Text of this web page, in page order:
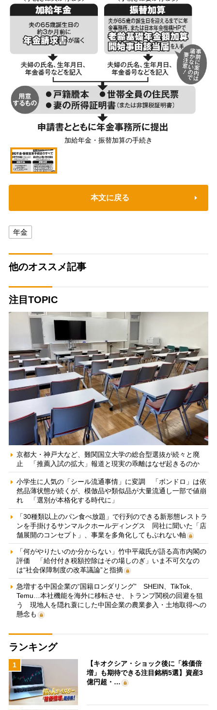
加給年金・振替加算の手続き
本文に戻る
年金
他のオススメ記事
注目TOPIC
京都大・神戸大など、難関国立大学の総合型選抜が続々と廃
止 「推薦入試の拡大」報道と現実の乖離はなぜ起きるのか
小学生に人気の「シール流通事情」に変調 「ボンドロ」は依
然品薄状態が続くが、模倣品や類似品が大量流通し一部で値崩
れ 「選別が本格化する時代に」
「30種類以上のパン食べ放題」で行列のできる新形態レストラ
ンを手掛けるサンマルクホールディングス 同社に聞いた「店
舗展開のコンセプト」、事業を多角化してもぶれない軸
「何がやりたいのか分からない」竹中平蔵氏が語る高市内閣の
評価 「給付付き税額控除はその場しのぎ」いま不可欠なの
は“社会保障制度の改革議論”と指摘
急増する中国企業の“国籍ロンダリング” SHEIN、TikTok、
Temu…本社機能を海外に移転させ、トランプ関税の回避を狙
う 現地人を隠れ蓑にした中国企業の農業参入・土地取得への
懸念も
ランキング
1
【キオクシア・ショック後に「株価倍
増」も期待できる注目銘柄5選】資産3
億円超・…